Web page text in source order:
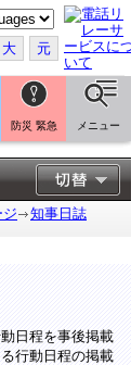
大 元
防災 緊急 メニュー
知事日誌
日程を事後掲載
行動日程の掲載